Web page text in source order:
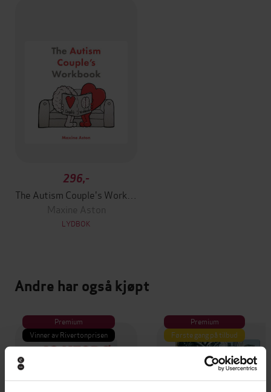
296,-
Maxine Aston
LYDBOK
Andre har også kjøpt
Premium
Vinner av Rivertonprisen
Premium
Første gang på tilbud